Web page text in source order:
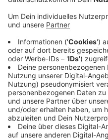
Anzeige
Der Mann wurde am
Stadtteil Meschenich
wohlauf, teilte die Polizei
Der Mann wurde seit
zu finden, wurden eine
eingesetzt. Außerdem